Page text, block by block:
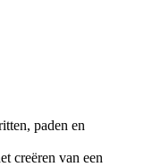
paden en
creëren van een